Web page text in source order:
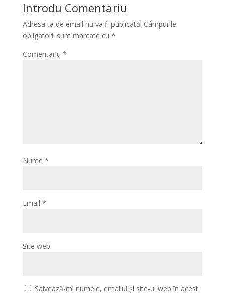
Introdu Comentariu
Adresa ta de email nu va fi publicată. Câmpurile
obligatorii sunt marcate cu *
Comentariu *
Nume *
Email *
Site web
Salvează-mi numele, emailul și site-ul web în acest